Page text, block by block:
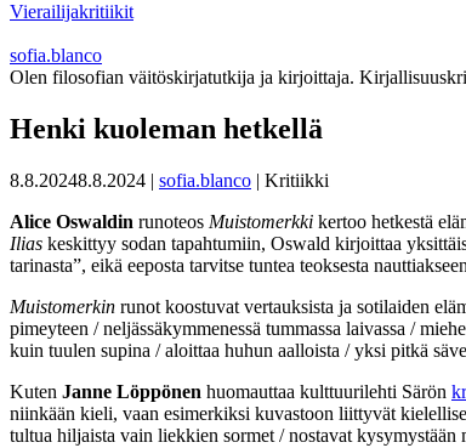
Vierailijakritiikit
sofia.blanco
Olen filosofian väitöskirjatutkija ja kirjoittaja.
Henki kuoleman hetkellä
8.8.20248.8.2024 | sofia.blanco | Kritiikki
Alice Oswaldin runoteos Muistomerkki kertoo hetkestä
Ilias keskittyy sodan tapahtumiin, Oswald kirjoittaa
tarinasta”, eikä eeposta tarvitse tuntea teoksesta
Muistomerkin runot koostuvat vertauksista ja sotilaiden
pimeyteen / neljässäkymmenessä tummassa laivassa /
kuin tuulen supina / aloittaa huhun aalloista / yksi pitkä
Kuten Janne Löppönen huomauttaa kulttuurilehti Särön
niinkään kieli, vaan esimerkiksi kuvastoon liittyvät
tultua hiljaista vain liekkien sormet / nostavat kysymystään